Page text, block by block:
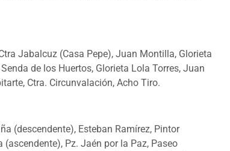
Jabalcuz (Casa Pepe), Juan Montilla, Glorieta
de los Huertos, Glorieta Lola Torres, Juan
Ctra. Circunvalación, Acho Tiro.
(descendente), Esteban Ramírez, Pintor
Pz. Jaén por la Paz, Paseo